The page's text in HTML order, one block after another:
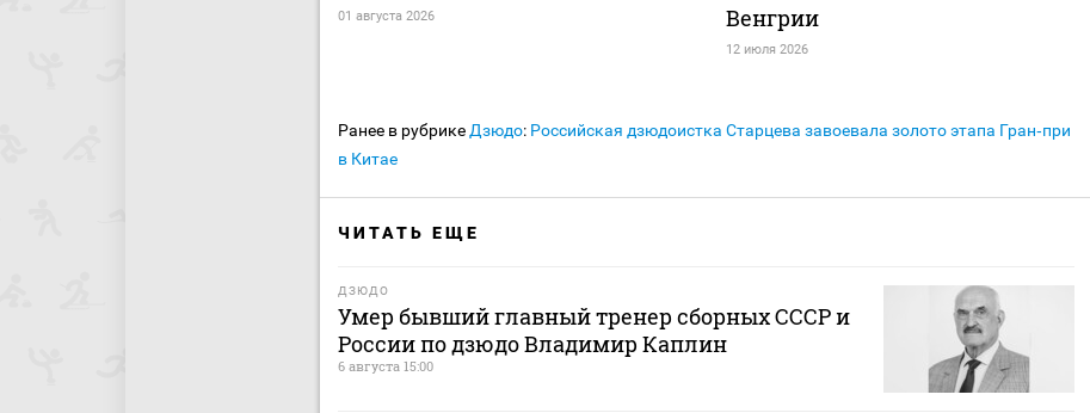
01 августа 2026
Венгрии
12 июля 2026
Ранее в рубрике Дзюдо: Российская дзюдоистка Старцева завоевала золото этапа Гран‑при
в Китае
ЧИТАТЬ ЕЩЕ
ДЗЮДО
Умер бывший главный тренер сборных СССР и
России по дзюдо Владимир Каплин
6 августа 15:00